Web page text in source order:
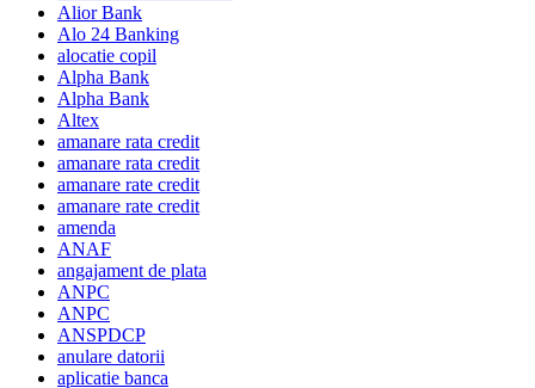
Alior Bank
Alo 24 Banking
alocatie copil
Alpha Bank
Alpha Bank
Altex
amanare rata credit
amanare rata credit
amanare rate credit
amanare rate credit
amenda
ANAF
angajament de plata
ANPC
ANPC
ANSPDCP
anulare datorii
aplicatie banca